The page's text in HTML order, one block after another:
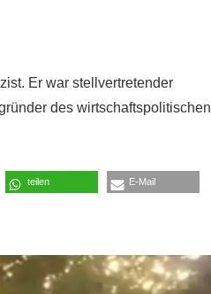
Er war stellvertretender
des wirtschaftspolitischen
teilen E-Mail